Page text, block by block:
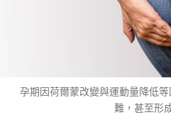
孕期因荷爾蒙改變與運動量降低
難，甚至形